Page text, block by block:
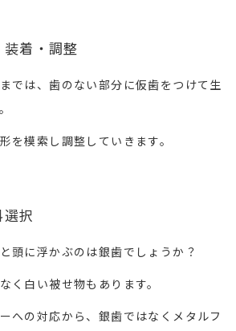
着・調整
では、歯のない部分に仮歯をつけて生
を模索し調整していきます。
択
頭に浮かぶのは銀歯でしょうか？
く白い被せ物もあります。
への対応から、銀歯ではなくメタルフ